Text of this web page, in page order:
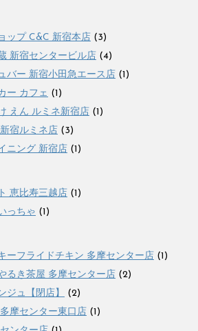
ップ C&C 新宿本店 (3)
新宿センタービル店 (4)
バー 新宿小田急エース店 (1)
ー カフェ (1)
えん ルミネ新宿店 (1)
宿ルミネ店 (3)
ニング 新宿店 (1)
恵比寿三越店 (1)
っちゃ (1)
ーフライドチキン 多摩センター店 (1)
るき茶屋 多摩センター店 (2)
ジュ【閉店】
(2)
摩センター東口店 (1)